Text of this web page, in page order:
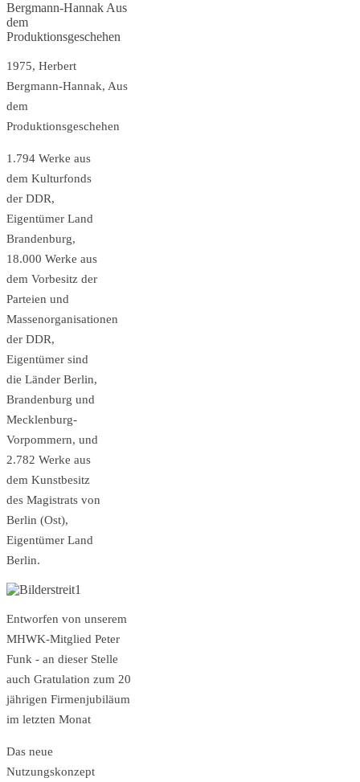
1975, Herbert
Bergmann-Hannak, Aus
dem
Produktionsgeschehen
1.794 Werke aus
dem Kulturfonds
der DDR,
Eigentümer Land
Brandenburg,
18.000 Werke aus
dem Vorbesitz der
Parteien und
Massenorganisationen
der DDR,
Eigentümer sind
die Länder Berlin,
Brandenburg und
Mecklenburg-
Vorpommern, und
2.782 Werke aus
dem Kunstbesitz
des Magistrats von
Berlin (Ost),
Eigentümer Land
Berlin.
Entworfen von unserem
MHWK-Mitglied Peter
Funk - an dieser Stelle
auch Gratulation zum 20
jährigen Firmenjubiläum
im letzten Monat
Das neue
Nutzungskonzept